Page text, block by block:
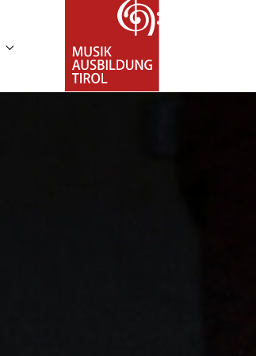
Submenu for "Stellenausschreibungen"